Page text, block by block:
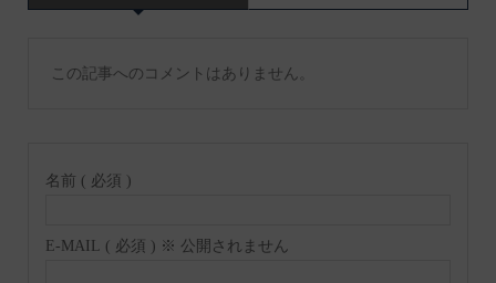
この記事へのコメントはありません。
名前 ( 必須 )
E-MAIL ( 必須 ) ※ 公開されません